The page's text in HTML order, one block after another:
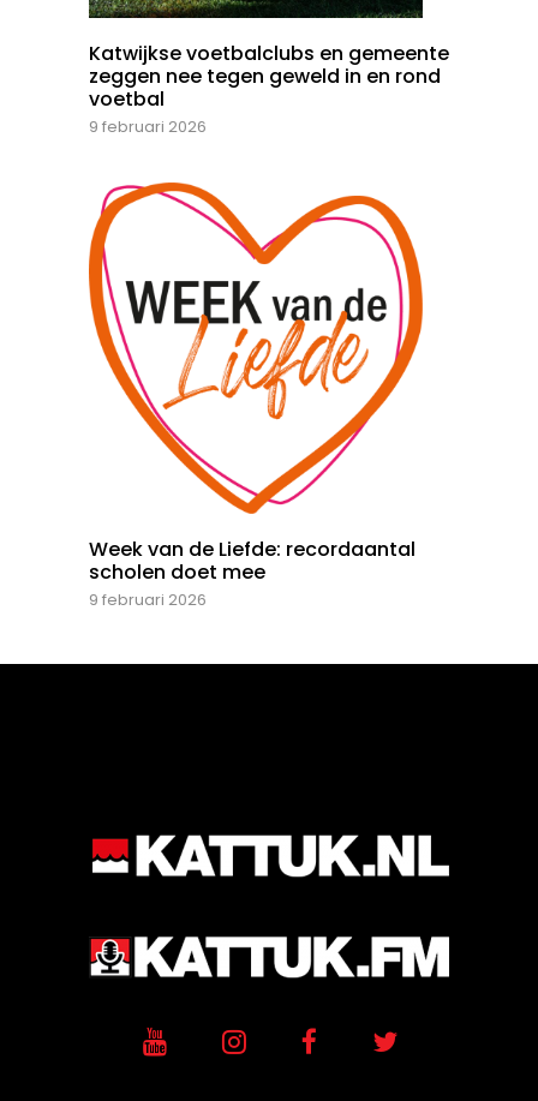
Katwijkse voetbalclubs en gemeente
zeggen nee tegen geweld in en rond
voetbal
9 februari 2026
Week van de Liefde: recordaantal
scholen doet mee
9 februari 2026